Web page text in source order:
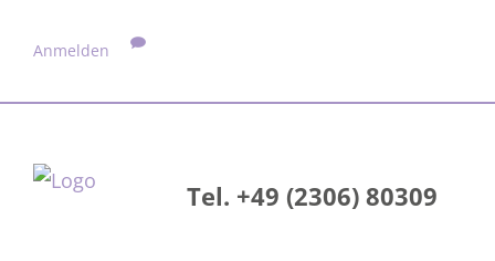
Anmelden
Tel. +49 (2306) 80309